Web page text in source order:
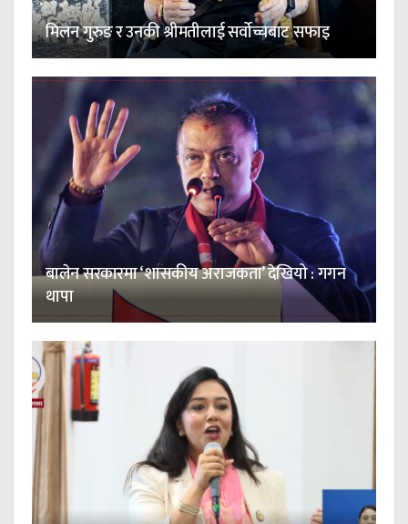
मिलन गुरुङ र उनकी श्रीमतीलाई सर्वोच्चबाट सफाइ
बालेन सरकारमा ‘शासकीय अराजकता’ देखियो : गगन
थापा